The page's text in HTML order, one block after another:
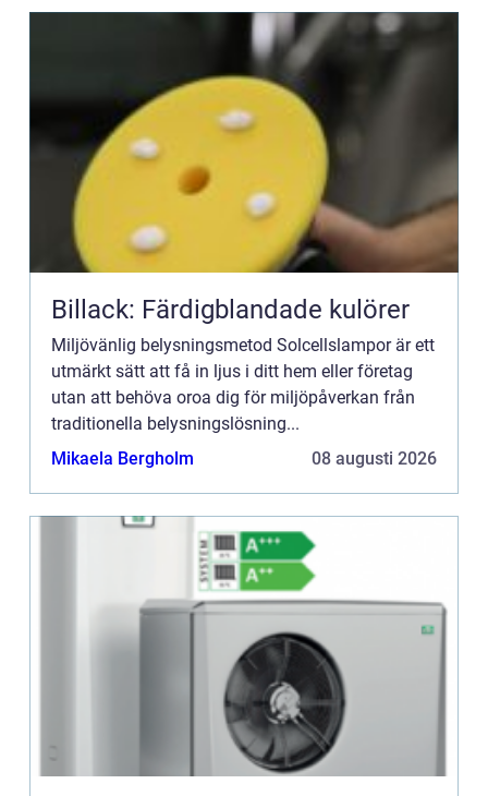
Billack: Färdigblandade kulörer
Miljövänlig belysningsmetod Solcellslampor är ett
utmärkt sätt att få in ljus i ditt hem eller företag
utan att behöva oroa dig för miljöpåverkan från
traditionella belysningslösning...
Mikaela Bergholm
08 augusti 2026